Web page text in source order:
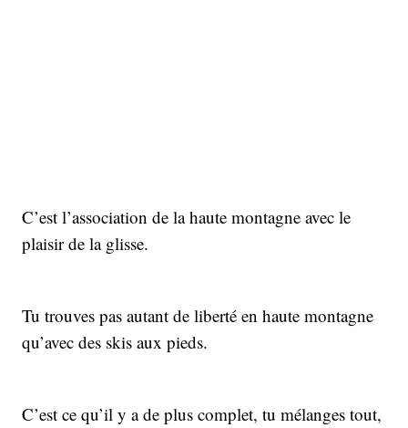
C’est l’association de la haute montagne avec le
plaisir de la glisse.
Tu trouves pas autant de liberté en haute montagne
qu’avec des skis aux pieds.
C’est ce qu’il y a de plus complet, tu mélanges tout,